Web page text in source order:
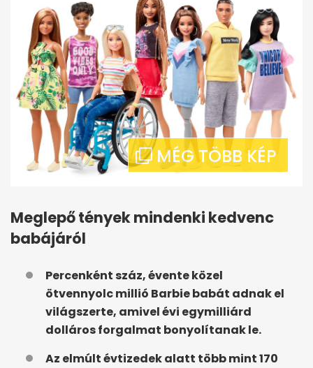
Meglepő tények mindenki kedvenc
babájáról
Percenként száz, évente közel
ötvennyolc millió Barbie babát adnak el
világszerte, amivel évi egymilliárd
dolláros forgalmat bonyolítanak le.
Az elmúlt évtizedek alatt több mint 170